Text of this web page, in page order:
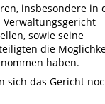
insbesondere in
sowie seine
die
haben.
sich das Gericht